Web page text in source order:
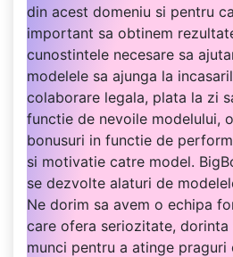
din acest domeniu si pentru
important sa obtinem
cunostintele necesare sa
modelele sa ajunga la
colaborare legala, plata la zi
functie de nevoile modelului,
bonusuri in functie de
si motivatie catre model.
se dezvolte alaturi de
Ne dorim sa avem o echipa
care ofera seriozitate, dorinta
munci pentru a atinge praguri